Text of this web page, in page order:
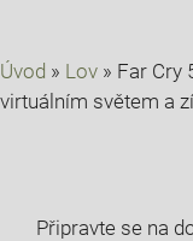
Úvod » Lov » Far Cry
virtuálním světem a
Připravte se na